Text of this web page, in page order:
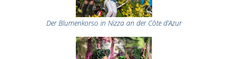
Der Blumenkorso in Nizza an der Côte d’Azur